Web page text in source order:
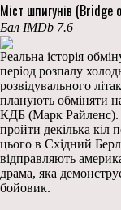
Міст шпигунів (Bridge
Бал IMDb 7.6
Реальна історія
період розпалу
розвідувального
планують обміняти
КДБ (Марк Райленс).
пройти декілька кіл
цього в Східний
відправляють
драма, яка
бойовик.